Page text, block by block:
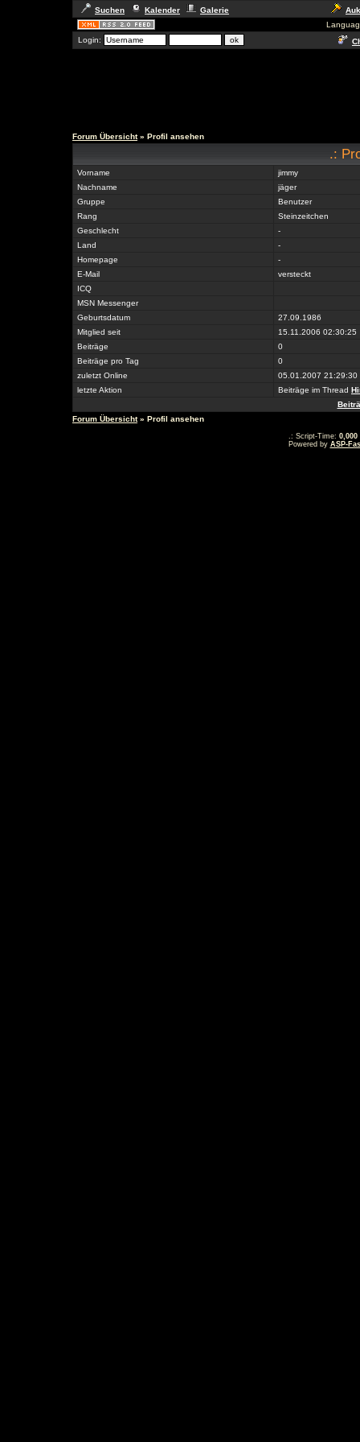
Suchen Kalender Galerie
Login:
Forum Übersicht» Profil ansehen
.:
Vorname
jimmy
Nachname
jäger
Gruppe
Benutzer
Rang
Steinzeitchen
Geschlecht
-
Land
-
Homepage
-
E-Mail
versteckt
ICQ
MSN Messenger
Geburtsdatum
27.09.1986
Mitglied seit
15.11.2006 02:30:25
Beiträge
0
Beiträge pro Tag
0
zuletzt Online
05.01.2007 21:29:30
letzte Aktion
Beiträge im Thread
Forum Übersicht» Profil ansehen
.: Script-Time: 0,000
Powered by ASP-